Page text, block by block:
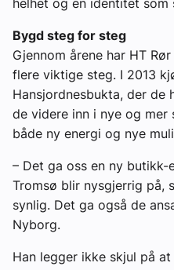
helhet og en identitet som
Bygd steg for steg
Gjennom årene har HT
flere viktige steg. I 2013
Hansjordnesbukta, der
de videre inn i nye og mer
både ny energi og nye
– Det ga oss en ny
Tromsø blir nysgjerrig på,
synlig. Det ga også de
Nyborg.
Han legger ikke skjul på